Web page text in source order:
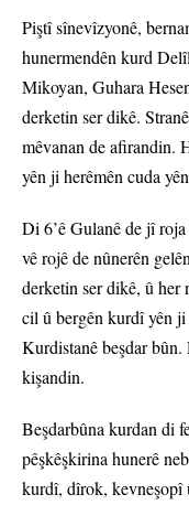
Piştî sînevîzyonê,
hunermendên kurd
Mikoyan, Guhara
derketin ser dikê.
mêvanan de afirandin.
yên ji herêmên cuda
Di 6’ê Gulanê de jî
vê rojê de nûnerên
derketin ser dikê, û
cil û bergên kurdî yên
Kurdistanê beşdar
kişandin.
Beşdarbûna kurdan di
pêşkêşkirina hunerê
kurdî, dîrok, kevneşopî